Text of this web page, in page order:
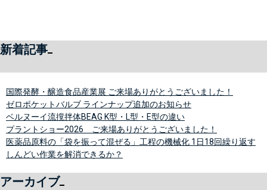
新着記事
国際発酵・醸造食品産業展 ご来場ありがとうございました！
ゼロポケットバルブ ラインナップ追加のお知らせ
ベルヌーイ流撹拌体BEAG K型・L型・E型の違い
プラントショー2026 ご来場ありがとうございました！
医薬品原料の「袋を振って混ぜる」工程の機械化 1日18回繰り返す
しんどい作業を解消できるか？
アーカイブ